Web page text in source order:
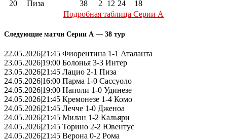
20
Пиза 38 2 12 24
18
Подробная таблица Серии А
Следующие матчи Серии А — 38 тур
22.05.2026|21:45 Фиорентина 1-1 Аталанта
23.05.2026|19:00 Болонья 3-3 Интер
23.05.2026|21:45 Лацио 2-1 Пиза
24.05.2026|16:00 Парма 1-0 Сассуоло
24.05.2026|19:00 Наполи 1-0 Удинезе
24.05.2026|21:45 Кремонезе 1-4 Комо
24.05.2026|21:45 Лечче 1-0 Дженоа
24.05.2026|21:45 Милан 1-2 Кальяри
24.05.2026|21:45 Торино 2-2 Ювентус
24.05.2026|21:45 Верона 0-2 Рома